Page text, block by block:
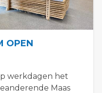
OPEN
werkdagen het
Maas